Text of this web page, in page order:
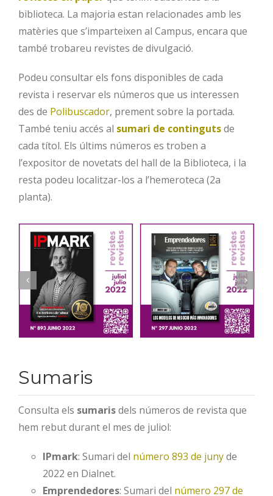
biblioteca. La majoria estan relacionades amb les
matèries que s’imparteixen al Campus, encara que
també trobareu revistes de divulgació.
Podeu consultar els fons disponibles de cada
revista i reservar els números que us interessen
des de Polibuscador, prement sobre la portada.
També teniu accés al sumari de contingutsde
cada títol. Els últims números es troben a
l’expositor de novetats del hall de la Biblioteca, i la
resta podeu localitzar-los a l’hemeroteca (2a
planta).
Sumaris
Consulta els sumarisdels números de revista que
hem rebut durant el mes de juliol:
IPmark: Sumari del número 893 de junyde
2022 en Dialnet.
Emprendedores: Sumari del número 297 de